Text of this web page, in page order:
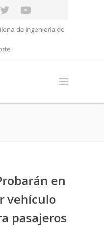
de Ingeniería de
en
vehículo
pasajeros